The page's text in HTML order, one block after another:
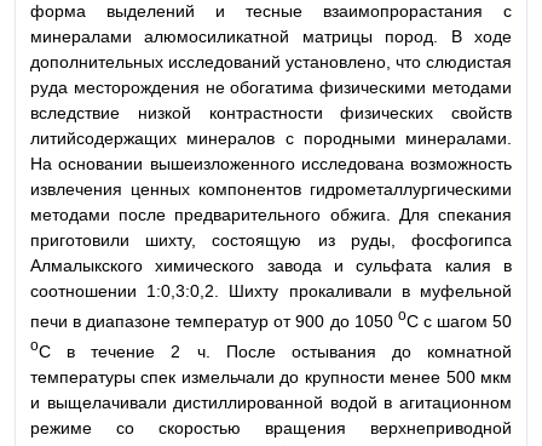
форма выделений и тесные взаимопрорастания с
минералами алюмосиликатной матрицы пород. В ходе
дополнительных исследований установлено, что слюдистая
руда месторождения не обогатима физическими методами
вследствие низкой контрастности физических свойств
литийсодержащих минералов с породными минералами.
На основании вышеизложенного исследована возможность
извлечения ценных компонентов гидрометаллургическими
методами после предварительного обжига. Для спекания
приготовили шихту, состоящую из руды, фосфогипса
Алмалыкского химического завода и сульфата калия в
соотношении 1:0,3:0,2. Шихту прокаливали в муфельной
печи в диапазоне температур от 900 до 1050 oC с шагом 50
oC в течение 2 ч. После остывания до комнатной
температуры спек измельчали до крупности менее 500 мкм
и выщелачивали дистиллированной водой в агитационном
режиме со скоростью вращения верхнеприводной